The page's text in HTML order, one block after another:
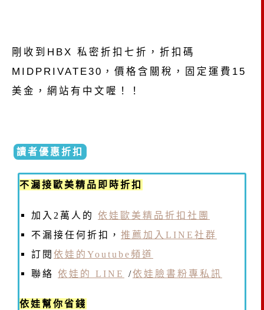
剛收到HBX 私密折扣七折，折扣碼
MIDPRIVATE30，價格含關稅，固定運費15
美金，網站有中文喔！！
讀者優惠折扣
不漏接歐美精品即時折扣
加入2萬人的 依娃歐美精品折扣社團
不漏接任何折扣， 推薦加入LINE社群
訂閱 依娃的Youtube頻道
聯絡 依娃的 LINE /依娃臉書粉專私訊
依娃幫你省錢